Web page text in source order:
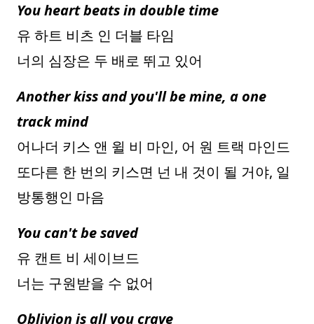
You heart beats in double time
유 하트 비츠 인 더블 타임
너의 심장은 두 배로 뛰고 있어
Another kiss and you'll be mine, a one
track mind
어나더 키스 앤 윌 비 마인, 어 원 트랙 마인드
또다른 한 번의 키스면 넌 내 것이 될 거야, 일
방통행인 마음
You can't be saved
유 캔트 비 세이브드
너는 구원받을 수 없어
Oblivion is all you crave